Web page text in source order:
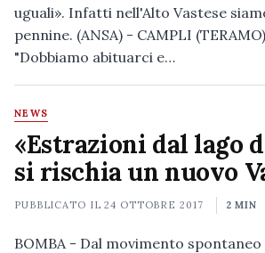
uguali». Infatti nell'Alto Vastese
pennine. (ANSA) - CAMPLI
"Dobbiamo abituarci e…
NEWS
«Estrazioni dal lago
si rischia un nuovo
PUBBLICATO IL24 OTTOBRE 2017 2 MIN
BOMBA - Dal movimento